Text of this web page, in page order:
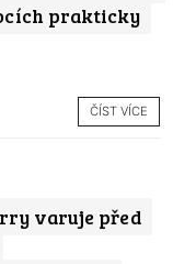
prakticky
ČÍST VÍCE
varuje před